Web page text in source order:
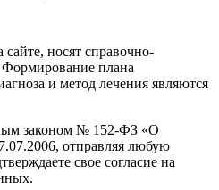
носят справочно-
плана
и метод лечения являются
законом № 152-ФЗ «О
отправляя любую
свое согласие на